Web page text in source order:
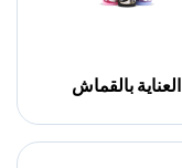
العناية بالقماش